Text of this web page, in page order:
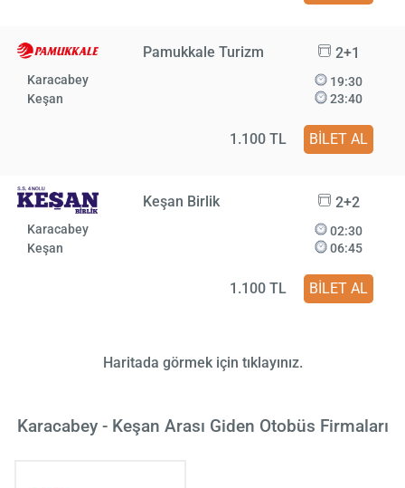
Pamukkale Turizm 2+1
Karacabey
Keşan
19:30
23:40
1.100 TL BİLET AL
Keşan Birlik 2+2
Karacabey
Keşan
02:30
06:45
1.100 TL BİLET AL
Haritada görmek için tıklayınız.
Karacabey - Keşan Arası Giden Otobüs Firmaları